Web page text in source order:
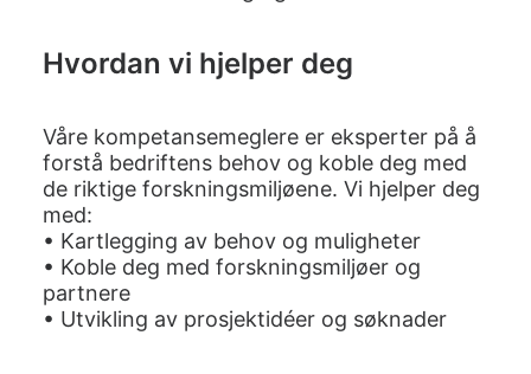
Hvordan vi hjelper deg
Våre kompetansemeglere er eksperter på å
forstå bedriftens behov og koble deg med
de riktige forskningsmiljøene. Vi hjelper deg
med:
• Kartlegging av behov og muligheter
• Koble deg med forskningsmiljøer og
partnere
• Utvikling av prosjektidéer og søknader